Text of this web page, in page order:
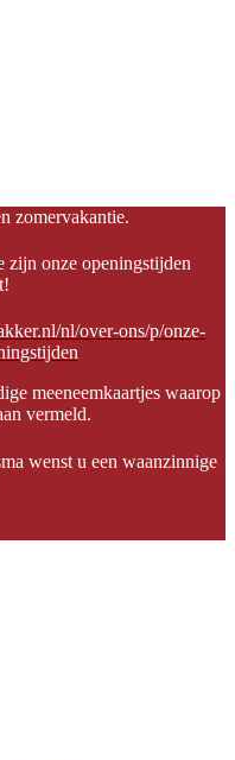
zomervakantie.
zijn onze openingstijden
nl/over-ons/p/onze-
meeneemkaartjes waarop
vermeld.
wenst u een waanzinnige